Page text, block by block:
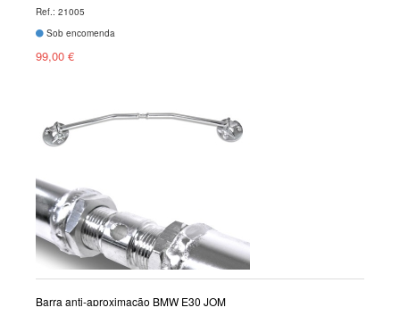
Ref.: 21005
Sob encomenda
99,00 €
Barra anti-aproximação BMW E30 JOM